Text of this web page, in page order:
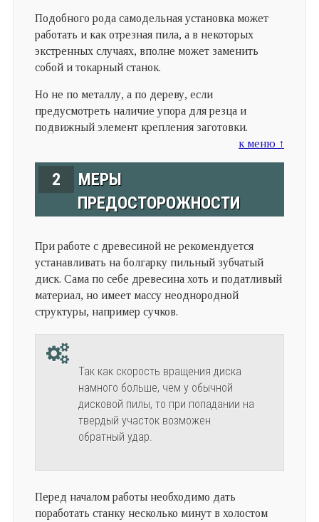
Подобного рода самодельная установка может
работать и как отрезная пила, а в некоторых
экстренных случаях, вполне может заменить
собой и токарный станок.
Но не по металлу, а по дереву, если
предусмотреть наличие упора для резца и
подвижный элемент крепления заготовки.
к меню ↑
2
МЕРЫ
ПРЕДОСТОРОЖНОСТИ
При работе с древесиной не рекомендуется
устанавливать на болгарку пильный зубчатый
диск. Сама по себе древесина хоть и податливый
материал, но имеет массу неоднородной
структуры, например сучков.
Так как скорость вращения диска
намного больше, чем у обычной
дисковой пилы, то при попадании на
твердый участок возможен
обратный удар.
Перед началом работы необходимо дать
поработать станку несколько минут в холостом